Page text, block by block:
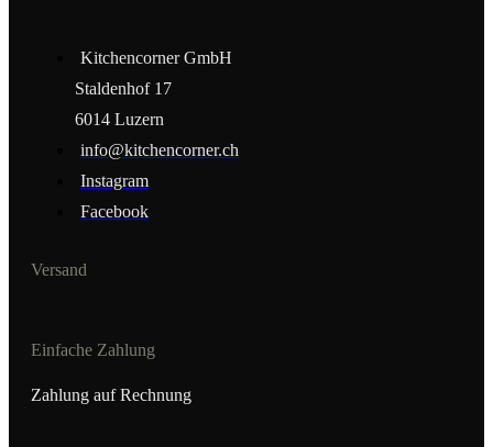
Kitchencorner GmbH
Staldenhof 17
6014 Luzern
info@kitchencorner.ch
Instagram
Facebook
Versand
Einfache Zahlung
Zahlung auf Rechnung